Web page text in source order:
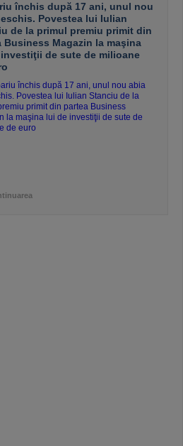
închis după 17 ani, unul nou
Povestea lui Iulian
de la primul premiu primit din
Business Magazin la maşina
de sute de milioane